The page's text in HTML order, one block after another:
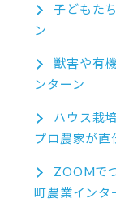
子どもた
ン
獣害や有
ンターン
ハウス栽
プロ農家が直
ZOOMで
町農業インタ